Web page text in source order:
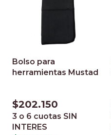
Bolso para
herramientas Mustad
$202.150
3 o 6 cuotas SIN
INTERES